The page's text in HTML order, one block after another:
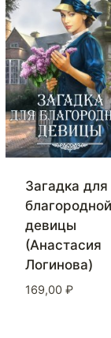
Загадка для
благородной
девицы
(Анастасия
Логинова)
169,00 ₽